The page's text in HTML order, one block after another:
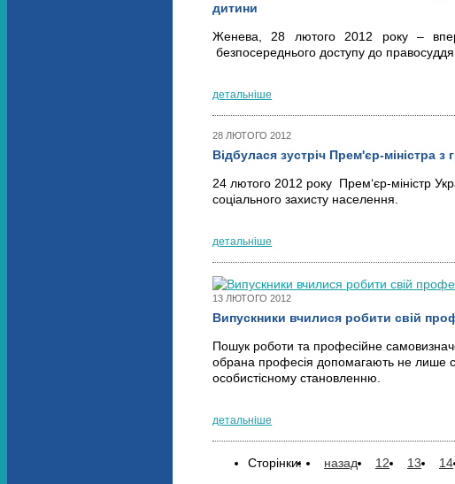
дитини
Женева, 28 лютого 2012 року –
безпосереднього доступу до
детальніше
28 ЛЮТОГО 2012
Відбулася зустріч Прем'єр-міністра з
24 лютого 2012 року Прем‘єр-міністр
соціального захисту населення.
детальніше
13 ЛЮТОГО 2012
Випускники вчилися робити свій
Пошук роботи та професійне
обрана професія допомагають не лише
особистісному становленню.
детальніше
Сторінки: назад 12 13 14